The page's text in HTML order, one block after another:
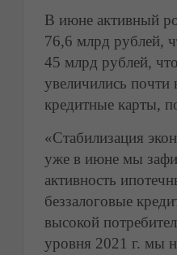
В июне активный
76,6 млрд рублей,
45 млрд рублей,
увеличились
кредитные карты,
«Стабилизация
уже в июне мы
активность
беззалоговые
высокой
уровня 2021 г. мы